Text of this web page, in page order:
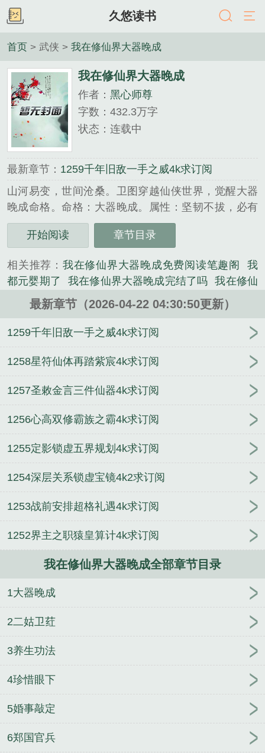
久悠读书
首页 > 武侠 > 我在修仙界大器晚成
我在修仙界大器晚成
作者： 黑心师尊
字数：432.3万字
状态：连载中
最新章节： 1259千年旧敌一手之威4k求订阅
山河易变，世间沧桑。卫图穿越仙侠世界，觉醒大器
晚成命格。命格：大器晚成。属性：坚韧不拔，必有
所成。看到这个命格，被磨平棱角的卫图心中终于燃
起…...
类小说。
开始阅读 章节目录
相关推荐： 我在修仙界大器晚成免费阅读笔趣阁
我
都元婴期了
我在修仙界大器晚成完结了吗
我在修仙
界大器晚成txt奇书网
我在修仙界大器晚成123读
在修仙界大器晚成起点中文网
我在修仙界大器晚成
黑心师尊 我在修仙界大器晚成女主
我在修仙界大器
在修仙界大器晚成免费阅读 我在修仙界大器晚成命
度百科 我在修仙界大器晚成百科
我在修仙界大器晚
直播修仙笔趣阁 我在修仙界大器晚成女主角
我在修
仙界大器晚成TXT奇书网
我在修仙界大器晚成TXT
我在修仙界大器晚成txt笔趣阁
我在修仙界大器晚成
黑心师尊 我在修仙界大器晚成的跟新情况
我在修仙
大器晚成女主几个
我在修仙界大器晚成新笔趣阁最
成在哪看 我在修仙界大器晚成TXT免费
我在修仙界
修仙界大器晚成卫图 我在修仙界大器晚成 女主
在修仙界大器晚成 笔趣阁
我在修仙界大器晚成的
我在修仙界大器晚成笔趣阁TXT
我在修仙界大器晚成
书评 我在修仙界大器晚成TXt
我在修仙界大器晚成
我在修
仙界大器晚成的笔趣阁
我在修仙界大器晚成笔趣阁
我在修仙界大器晚成无删减版
阁无 我在修仙界大器晚成杏花结局
我在修仙界大器
我在修仙界大器晚成无防盗黑心师尊
模范家庭
末世？我大卖
最新章节（2026-04-22 04:30:50更新）
1259千年旧敌一手之威4k求订阅
1258星符仙体再踏紫宸4k求订阅
1257圣敕金言三件仙器4k求订阅
1256心高双修霸族之霸4k求订阅
1255定影锁虚五界规划4k求订阅
1254深层关系锁虚宝镜4k2求订阅
1253战前安排超格礼遇4k求订阅
1252界主之职猿皇算计4k求订阅
我在修仙界大器晚成全部章节目录
1大器晚成
2二姑卫荭
3养生功法
4珍惜眼下
5婚事敲定
6郑国官兵